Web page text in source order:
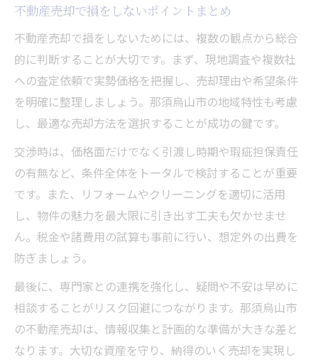
不動産売却で損をしないポイントまとめ
不動産売却で損をしないためには、複数の観点から総合
的に判断することが大切です。まず、現地調査や複数社
への査定依頼で実勢価格を把握し、売却理由や希望条件
を明確に整理しましょう。那須烏山市の地域特性も考慮
し、最適な売却方法を選択することが成功の鍵です。
交渉時は、価格面だけでなく引渡し時期や瑕疵担保責任
の有無など、条件全体をトータルで検討することが重要
です。また、リフォームやクリーニングを適切に活用
し、物件の魅力を最大限に引き出す工夫も欠かせませ
ん。税金や諸費用の試算も事前に行い、想定外の出費を
防ぎましょう。
最後に、専門家との連携を強化し、疑問や不安は早めに
相談することがリスク回避につながります。那須烏山市
の不動産売却は、情報収集と計画的な準備が大きな差と
なります。大切な資産を守り、納得のいく売却を実現し